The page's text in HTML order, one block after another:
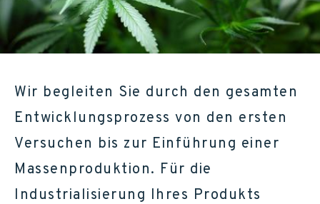
Wir begleiten Sie durch den gesamten
Entwicklungsprozess von den ersten
Versuchen bis zur Einführung einer
Massenproduktion. Für die
Industrialisierung Ihres Produkts